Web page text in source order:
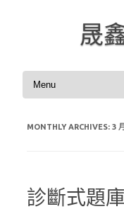
晟
Skip to content
MONTHLY ARCHIVES: 3
診斷式題